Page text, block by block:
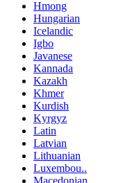
Hmong
Hungarian
Icelandic
Igbo
Javanese
Kannada
Kazakh
Khmer
Kurdish
Kyrgyz
Latin
Latvian
Lithuanian
Luxembou..